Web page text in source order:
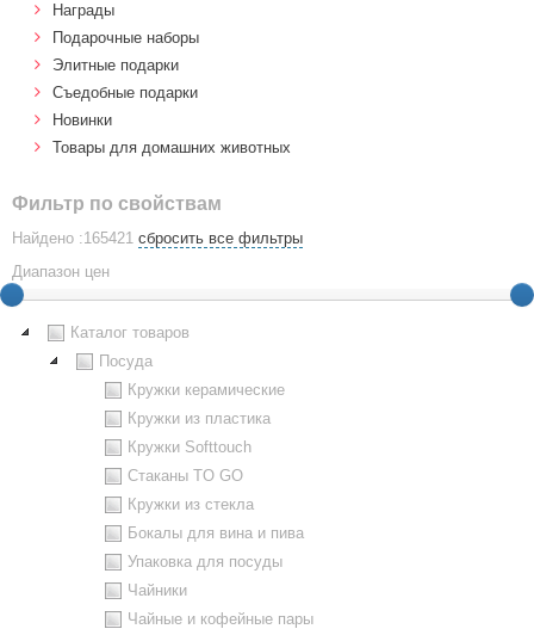
Награды
Подарочные наборы
Элитные подарки
Cъедобные подарки
Новинки
Товары для домашних животных
Фильтр по свойствам
Найдено :165421 сбросить все фильтры
Диапазон цен
Каталог товаров
Посуда
Кружки керамические
Кружки из пластика
Кружки Softtouch
Стаканы TO GO
Кружки из стекла
Бокалы для вина и пива
Упаковка для посуды
Чайники
Чайные и кофейные пары